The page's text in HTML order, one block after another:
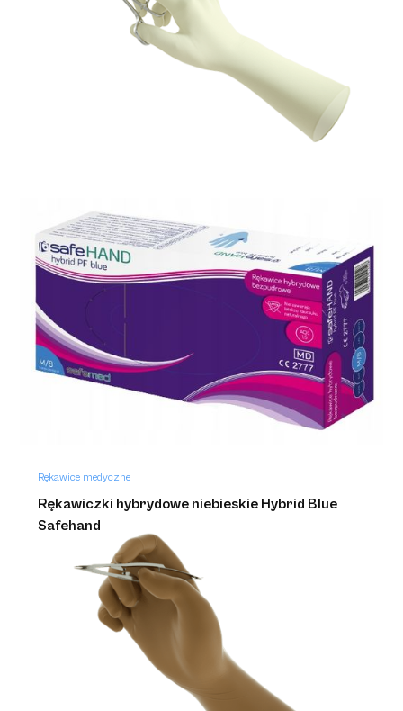
Rękawice medyczne
Medi-Grip Latex Standard
Rękawice medyczne
Rękawiczki hybrydowe niebieskie Hybrid Blue
Safehand